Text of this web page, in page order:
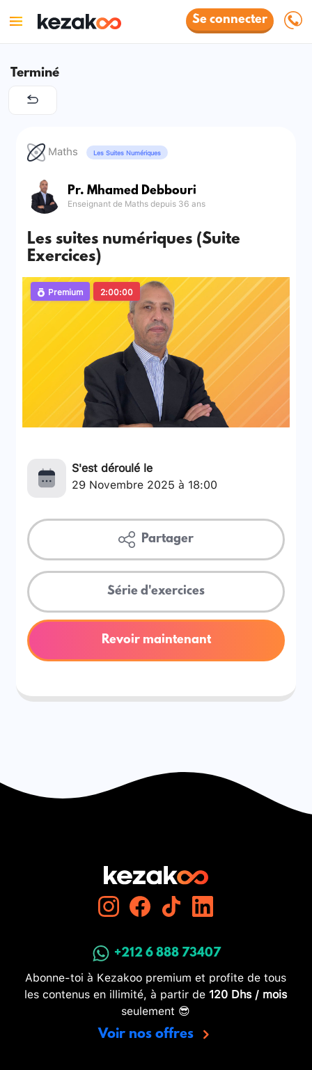
Se connecter
Terminé
Maths Les Suites Numériques
Pr. Mhamed Debbouri
Enseignant de Maths depuis 36 ans
Les suites numériques (Suite
Exercices)
Premium 2:00:00
S'est déroulé le
29 Novembre 2025 à 18:00
Partager
Série d'exercices
Revoir maintenant
+212 6 888 73407
Abonne-toi à Kezakoo premium et profite de tous
les contenus en illimité, à partir de 120 Dhs / mois
seulement 😎
Voir nos offres